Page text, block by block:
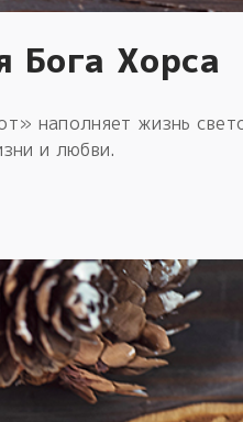
Бога Хорса
наполняет жизнь
и любви.